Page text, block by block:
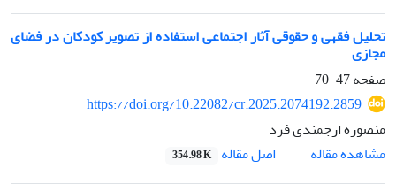
تحلیل فقهی و حقوقی آثار اجتماعی استفاده از تصویر کودکان در فضای
مجازی
صفحه47-70
https://doi.org/10.22082/cr.2025.2074192.2859
منصوره ارجمندی فرد
مشاهده مقاله
اصل مقاله 354.98 K